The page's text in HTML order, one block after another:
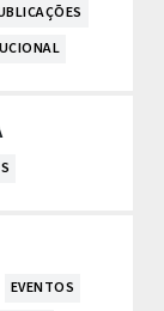
EVENTOS